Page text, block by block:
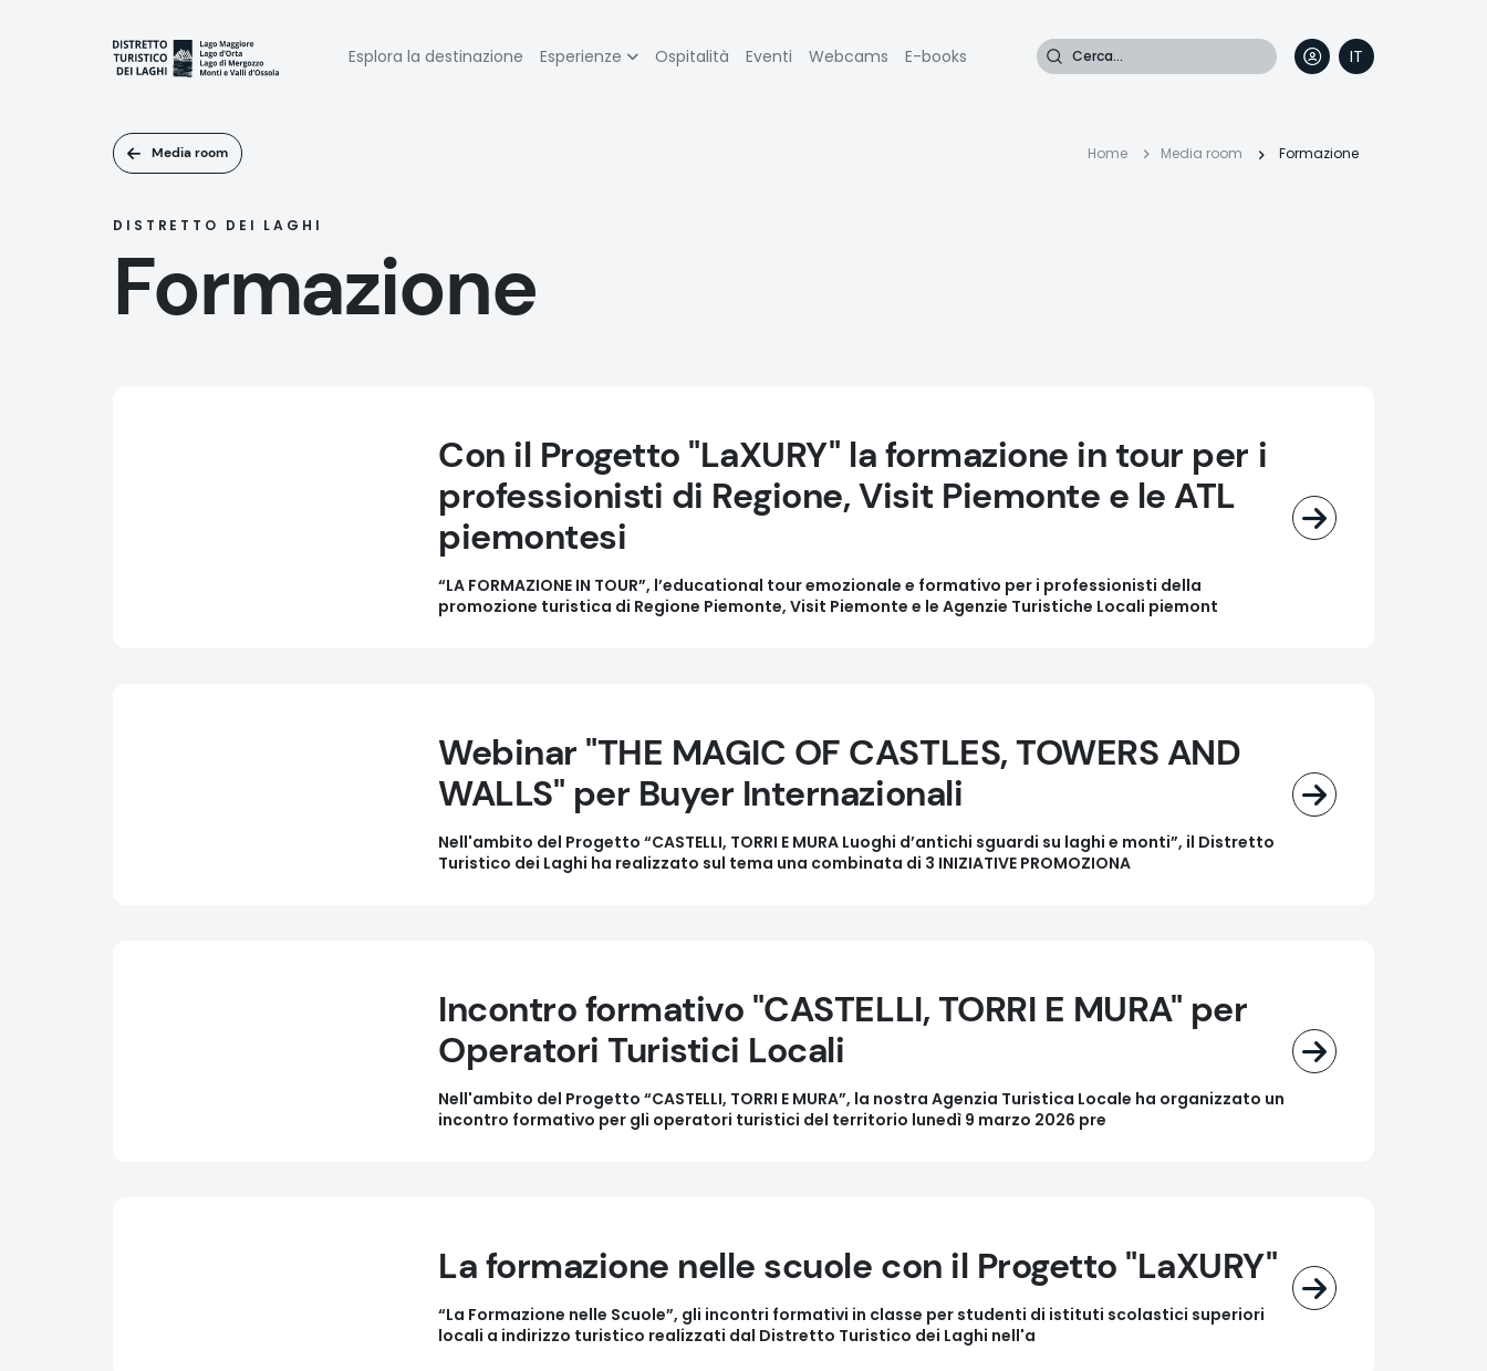
Navigazione
Esplora la destinazione Esperienze Ospitalità Eventi Webcams E-books Cerca
IT
EN
FR
DE
Media room
Briciole
Home Media room Formazione
DISTRETTO DEI LAGHI
Formazione
Con il Progetto "LaXURY" la formazione in tour per i
professionisti di Regione, Visit Piemonte e le ATL
piemontesi
“LA FORMAZIONE IN TOUR”, l’educational tour emozionale e formativo per i professionisti della
promozione turistica di Regione Piemonte, Visit Piemonte e le Agenzie Turistiche Locali piemont
Webinar "THE MAGIC OF CASTLES, TOWERS AND
WALLS" per Buyer Internazionali
Nell'ambito del Progetto “CASTELLI, TORRI E MURA Luoghi d’antichi sguardi su laghi e monti”, il Distretto
Turistico dei Laghi ha realizzato sul tema una combinata di 3 INIZIATIVE PROMOZIONA
Incontro formativo "CASTELLI, TORRI E MURA" per
Operatori Turistici Locali
Nell'ambito del Progetto “CASTELLI, TORRI E MURA”, la nostra Agenzia Turistica Locale ha organizzato un
incontro formativo per gli operatori turistici del territorio lunedì 9 marzo 2026 pre
La formazione nelle scuole con il Progetto "LaXURY"
“La Formazione nelle Scuole”, gli incontri formativi in classe per studenti di istituti scolastici superiori
locali a indirizzo turistico realizzati dal Distretto Turistico dei Laghi nell'a